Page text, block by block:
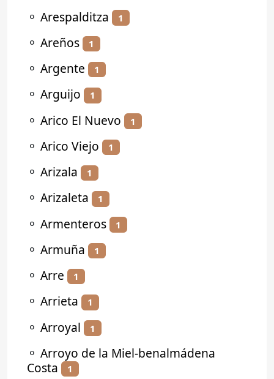
⚬ Arespalditza 1
⚬ Areños 1
⚬ Argente 1
⚬ Arguijo 1
⚬ Arico El Nuevo 1
⚬ Arico Viejo 1
⚬ Arizala 1
⚬ Arizaleta 1
⚬ Armenteros 1
⚬ Armuña 1
⚬ Arre 1
⚬ Arrieta 1
⚬ Arroyal 1
⚬ Arroyo de la Miel-benalmádena
Costa
1